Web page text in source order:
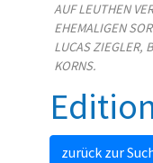
UF LEUTHEN
HEMALIGEN
UCAS ZIEGLER,
ORNS.
zurück zur